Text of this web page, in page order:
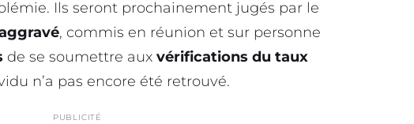
Ils seront prochainement jugés par le
, commis en réunion et sur personne
de se soumettre aux vérifications du taux
n’a pas encore été retrouvé.
PUBLICITÉ